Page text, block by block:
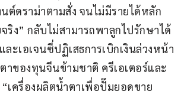
ต์ดราม่าตามสั่ง จนไม่มีรายได้หลัก
ริง” กลับไม่สามารถพาลูกไปรักษาได้
ละเอเจนซี่ปฏิเสธการเบิกเงินล่วงหน้า
าของทุนจีนข้ามชาติ ครีเอเตอร์และ
เครื่องผลิตน้ำตาเพื่อปั๊มยอดขาย